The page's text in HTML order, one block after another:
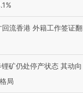
流香港 外籍工作签证翻
矿仍处停产状态 其动向
局